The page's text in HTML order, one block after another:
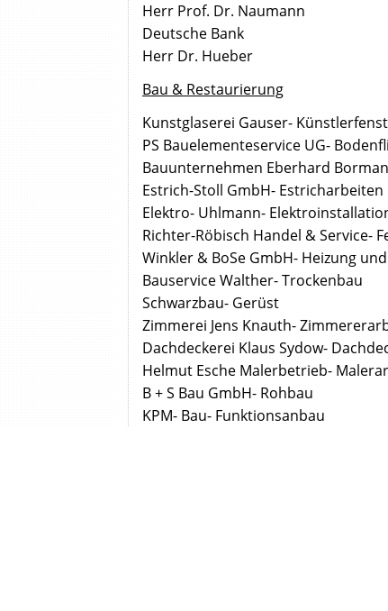
Herr Prof. Dr. Naumann
Deutsche Bank
Herr Dr. Hueber
Bau & Restaurierung
Kunstglaserei Gauser-
PS Bauelementeservice UG-
Bauunternehmen Eberhard
Estrich-Stoll GmbH- Estricharbeiten
Elektro- Uhlmann-
Richter-Röbisch Handel & Service-
Winkler & BoSe GmbH- Heizung
Bauservice Walther- Trockenbau
Schwarzbau- Gerüst
Zimmerei Jens Knauth-
Dachdeckerei Klaus Sydow-
Helmut Esche Malerbetrieb-
B + S Bau GmbH- Rohbau
KPM- Bau- Funktionsanbau